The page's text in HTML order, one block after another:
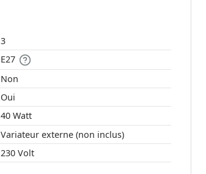
3
E27
Non
Oui
40 Watt
Variateur externe (non inclus)
230 Volt